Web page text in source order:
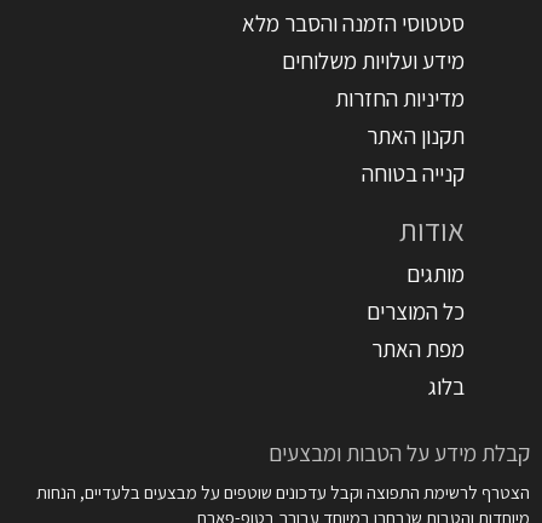
סטטוסי הזמנה והסבר מלא
מידע ועלויות משלוחים
מדיניות החזרות
תקנון האתר
קנייה בטוחה
אודות
מותגים
כל המוצרים
מפת האתר
בלוג
קבלת מידע על הטבות ומבצעים
הצטרף לרשימת התפוצה וקבל עדכונים שוטפים על מבצעים בלעדיים, הנחות
מיוחדות והטבות שנבחרו במיוחד עבורך בטופ-פארם